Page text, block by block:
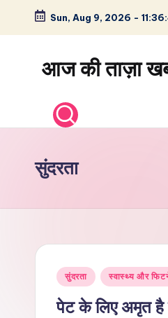
Skip
content
Sun, Aug 9, 2026 -
आज की ताज़ा
समाचार
–
और
विश्व
सुंदरता
Posted
in
सुंदरता स्वास्थ्य और
पेट के लिए अमृत है